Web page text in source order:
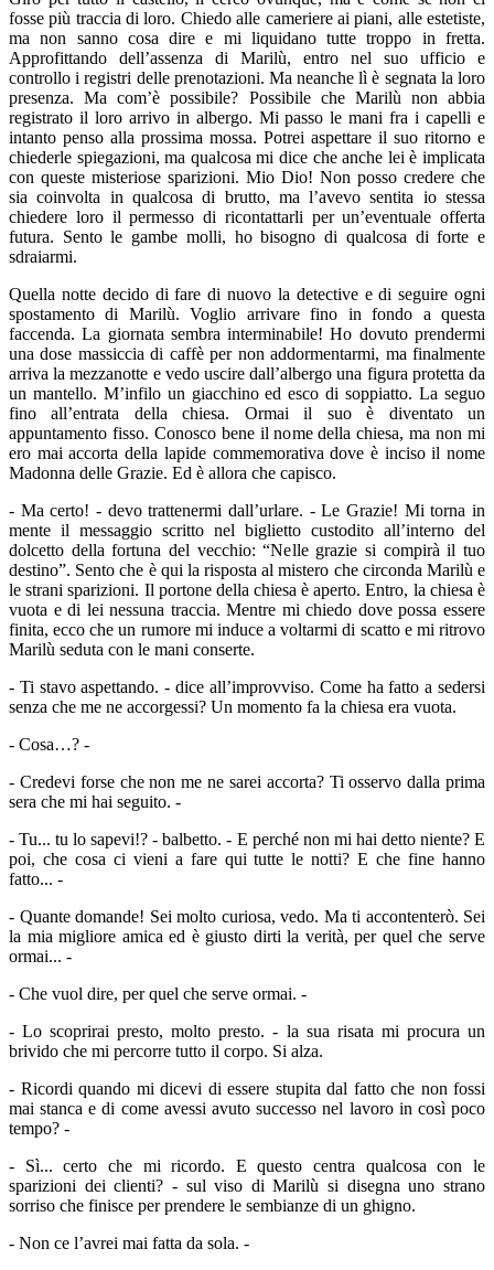
fosse più traccia di loro. Chiedo alle cameriere ai piani, alle estetiste,
ma non sanno cosa dire e mi liquidano tutte troppo in fretta.
Approfittando dell’assenza di Marilù, entro nel suo ufficio e
controllo i registri delle prenotazioni. Ma neanche lì è segnata la loro
presenza. Ma com’è possibile? Possibile che Marilù non abbia
registrato il loro arrivo in albergo. Mi passo le mani fra i capelli e
intanto penso alla prossima mossa. Potrei aspettare il suo ritorno e
chiederle spiegazioni, ma qualcosa mi dice che anche lei è implicata
con queste misteriose sparizioni. Mio Dio! Non posso credere che
sia coinvolta in qualcosa di brutto, ma l’avevo sentita io stessa
chiedere loro il permesso di ricontattarli per un’eventuale offerta
futura. Sento le gambe molli, ho bisogno di qualcosa di forte e
sdraiarmi.
Quella notte decido di fare di nuovo la detective e di seguire ogni
spostamento di Marilù. Voglio arrivare fino in fondo a questa
faccenda. La giornata sembra interminabile! Ho dovuto prendermi
una dose massiccia di caffè per non addormentarmi, ma finalmente
arriva la mezzanotte e vedo uscire dall’albergo una figura protetta da
un mantello. M’infilo un giacchino ed esco di soppiatto. La seguo
fino all’entrata della chiesa. Ormai il suo è diventato un
appuntamento fisso. Conosco bene il nome della chiesa, ma non mi
ero mai accorta della lapide commemorativa dove è inciso il nome
Madonna delle Grazie. Ed è allora che capisco.
- Ma certo! - devo trattenermi dall’urlare. - Le Grazie! Mi torna in
mente il messaggio scritto nel biglietto custodito all’interno del
dolcetto della fortuna del vecchio: “Nelle grazie si compirà il tuo
destino”. Sento che è qui la risposta al mistero che circonda Marilù e
le strani sparizioni. Il portone della chiesa è aperto. Entro, la chiesa è
vuota e di lei nessuna traccia. Mentre mi chiedo dove possa essere
finita, ecco che un rumore mi induce a voltarmi di scatto e mi ritrovo
Marilù seduta con le mani conserte.
- Ti stavo aspettando. - dice all’improvviso. Come ha fatto a sedersi
senza che me ne accorgessi? Un momento fa la chiesa era vuota.
- Cosa…? -
- Credevi forse che non me ne sarei accorta? Ti osservo dalla prima
sera che mi hai seguito. -
- Tu... tu lo sapevi!? - balbetto. - E perché non mi hai detto niente? E
poi, che cosa ci vieni a fare qui tutte le notti? E che fine hanno
fatto... -
- Quante domande! Sei molto curiosa, vedo. Ma ti accontenterò. Sei
la mia migliore amica ed è giusto dirti la verità, per quel che serve
ormai... -
- Che vuol dire, per quel che serve ormai. -
- Lo scoprirai presto, molto presto. - la sua risata mi procura un
brivido che mi percorre tutto il corpo. Si alza.
- Ricordi quando mi dicevi di essere stupita dal fatto che non fossi
mai stanca e di come avessi avuto successo nel lavoro in così poco
tempo? -
- Sì... certo che mi ricordo. E questo centra qualcosa con le
sparizioni dei clienti? - sul viso di Marilù si disegna uno strano
sorriso che finisce per prendere le sembianze di un ghigno.
- Non ce l’avrei mai fatta da sola. -